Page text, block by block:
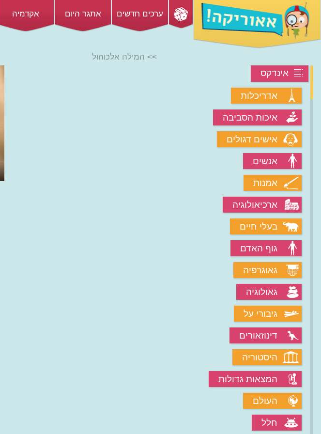
ערכים חדשים אתגר היום אקדמיה
אינדקס
אדריכלות
איכות הסביבה
אישים דגולים
אנשים
אמנות
ארכיאולוגיה
בעלי חיים
גוף האדם
גאוגרפיה
גאולוגיה
גיבורי על
דינוזאורים
היסטוריה
המצאות גדולות
העולם
חלל
>> המילה אלכוהול